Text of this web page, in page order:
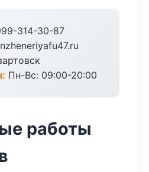
314-30-87
Пн-Вс: 09:00-20:00
работы